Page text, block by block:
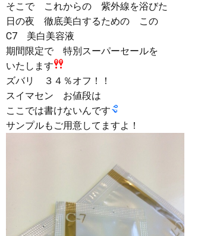
そこで これからの 紫外線を浴びた
日の夜 徹底美白するための この
C7 美白美容液
期間限定で 特別スーパーセールを
いたします
ズバリ ３４％オフ！！
スイマセン お値段は
ここでは書けないんです
サンプルもご用意してますよ！